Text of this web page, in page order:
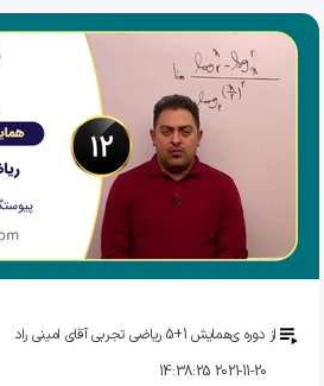
از دوره یهمایش 1+5 ریاضی تجربی آقای امینی راد
2021-11-20 14:38:25